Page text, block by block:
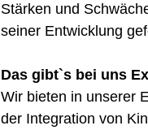
Stärken und
seiner Entwicklung
Das gibt`s bei uns
Wir bieten in unserer
der Integration von